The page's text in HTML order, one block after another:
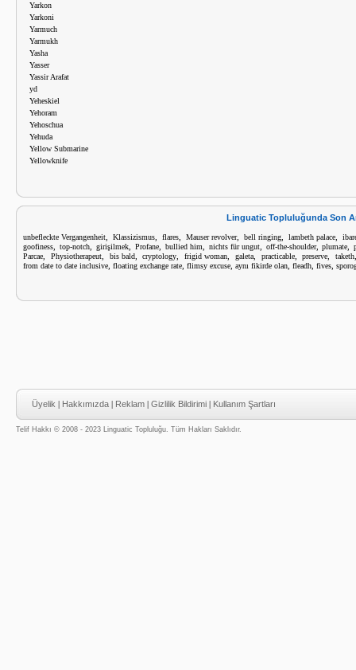
Yarkon
Yarkoni
Yarmuch
Yarmukh
Yasha
Yasser
Yassir Arafat
yd
Yeheskiel
Yehoram
Yehoschua
Yehuda
Yellow Submarine
Yellowknife
Linguatic Topluluğunda Son
unbefleckte Vergangenheit Klassizismus, flares, Mauser revolver, bell ringing, lambeth palace,
goofiness
top-notch, girişilmek, Profane, bullied him nichts für ungut, off-the-shoulder,plumate ,
Parcae
Physiotherapeut, bis bald,cryptology ,frigid woman galeta, practicable,preserve ,taketh
from date to date inclusive floating exchange rate flimsy excuse aynı fikirde olan fleadh fives
Üyelik | Hakkımızda | Reklam | Gizlilik Bildirimi | Kullanım Şartları
Telif Hakkı © 2008 - 2023 Linguatic Topluluğu. Tüm Hakları Saklıdır.